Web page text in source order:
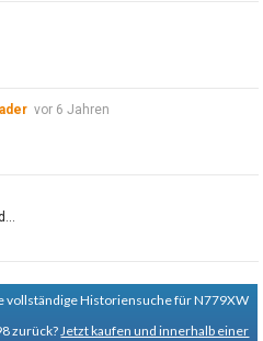
vor 6 Jahren
vollständige Historiensuche für N779XW
zurück? Jetzt kaufen und innerhalb einer